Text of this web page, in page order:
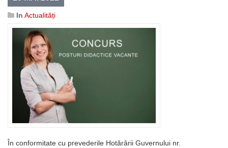
In Actualități
În conformitate cu prevederile Hotărârii Guvernului nr.